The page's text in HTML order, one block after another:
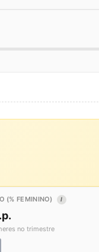
(% FEMININO) I
no trimestre